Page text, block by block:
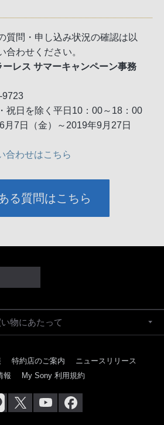
質問・申し込み状況の確認は以
合わせください。
ーレス サマーキャンペーン事務
9723
祝日を除く平日10：00～18：00
月7日（金）～2019年9月27日
合わせはこちら
る質問はこちら
物にあたって
特約店のご案内
ニュースリリース
報
My Sony 利用規約